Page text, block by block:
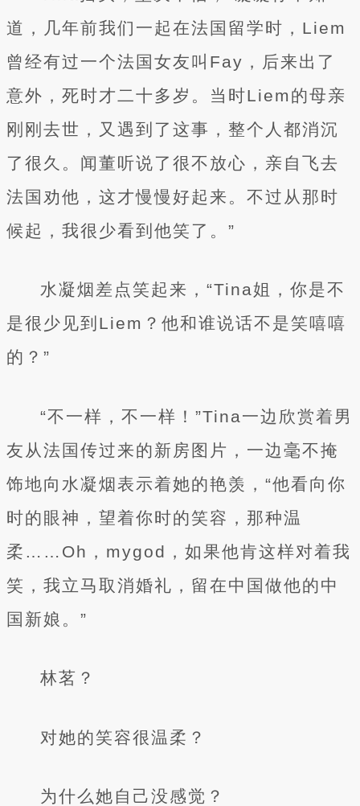
道，几年前我们一起在法国留学时，Liem
曾经有过一个法国女友叫Fay，后来出了
意外，死时才二十多岁。当时Liem的母亲
刚刚去世，又遇到了这事，整个人都消沉
了很久。闻董听说了很不放心，亲自飞去
法国劝他，这才慢慢好起来。不过从那时
候起，我很少看到他笑了。”
水凝烟差点笑起来，“Tina姐，你是不
是很少见到Liem？他和谁说话不是笑嘻嘻
的？”
“不一样，不一样！”Tina一边欣赏着男
友从法国传过来的新房图片，一边毫不掩
饰地向水凝烟表示着她的艳羡，“他看向你
时的眼神，望着你时的笑容，那种温
柔……Oh，mygod，如果他肯这样对着我
笑，我立马取消婚礼，留在中国做他的中
国新娘。”
林茗？
对她的笑容很温柔？
为什么她自己没感觉？